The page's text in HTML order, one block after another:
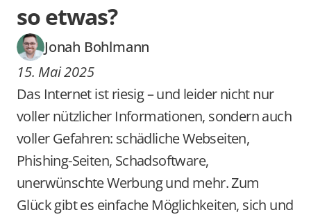
so etwas?
Jonah Bohlmann
15. Mai 2025
Das Internet ist riesig – und leider nicht nur
voller nützlicher Informationen, sondern auch
voller Gefahren: schädliche Webseiten,
Phishing-Seiten, Schadsoftware,
unerwünschte Werbung und mehr. Zum
Glück gibt es einfache Möglichkeiten, sich und